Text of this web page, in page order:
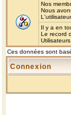
Nos
Nous
Il y a en
Le record
Ces données sont
Connexion